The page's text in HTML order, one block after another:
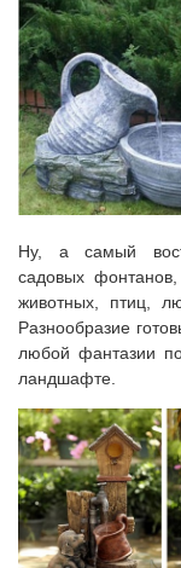
Ну, а самый
садовых
животных, птиц,
Разнообразие
любой фантазии
ландшафте.